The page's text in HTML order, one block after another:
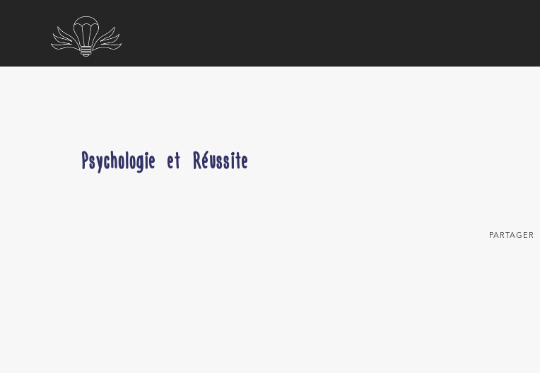
Psychologie et Réussite
PARTAGER